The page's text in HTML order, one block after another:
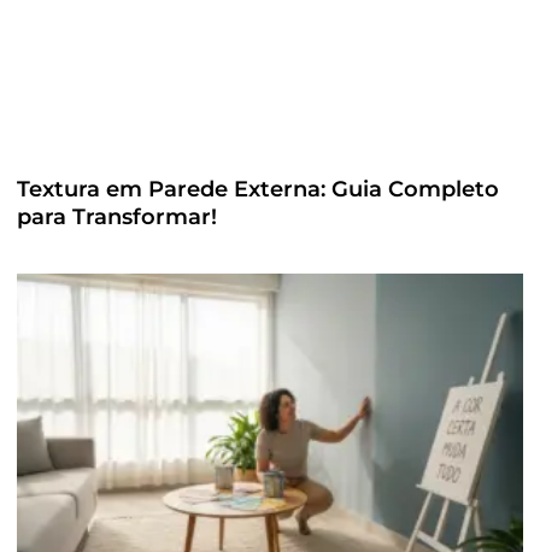
Textura em Parede Externa: Guia Completo
para Transformar!